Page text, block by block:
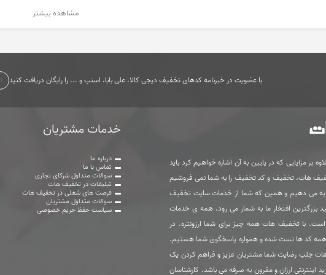
مشاهده بیشتر
با عضویت در خبرنامه کدهای تخفیف دیجی کالا، علی بابا، اسنپ و ... را رایگان دریافت کنید
بر مزایایی که در پایین به آن اشاره خواهیم کرد باید
هات، تخفیف و کد تخفیف را به شما نمی فروشیم
می دهیم و همین که شما از خدمات سایت تخفیف
بزرگترین افتخار ما به شمار می رود. همه ی خدمات
با تخفیف هات همه چیز برای شما ارزونتره. در
کد ها تست شده و همواره پاسخگوی شما هستیم.
جلب رضایت شما مشتریان عزیز و فراهم کردن یک
اینترنتی ارزان و مقرون به صرفه می باشد. کارشناسان
خدمات مشتریان
درباره ما
تماس با ما
سوالات متداول شرکای تجاری
تبلیغات در تخفیف هات
فرصت های شغلی در تخفیف هات
سوالات متداول مشتریان
سیاست حفظ حریم خصوصی